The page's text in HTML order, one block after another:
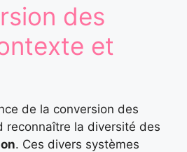
des
et
de la conversion des
reconnaître la diversité des
. Ces divers systèmes